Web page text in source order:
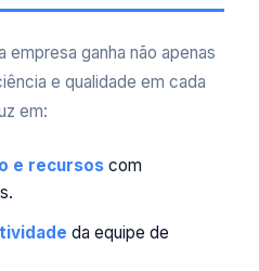
empresa ganha não apenas
e qualidade em cada
em:
e recursos com
da equipe de